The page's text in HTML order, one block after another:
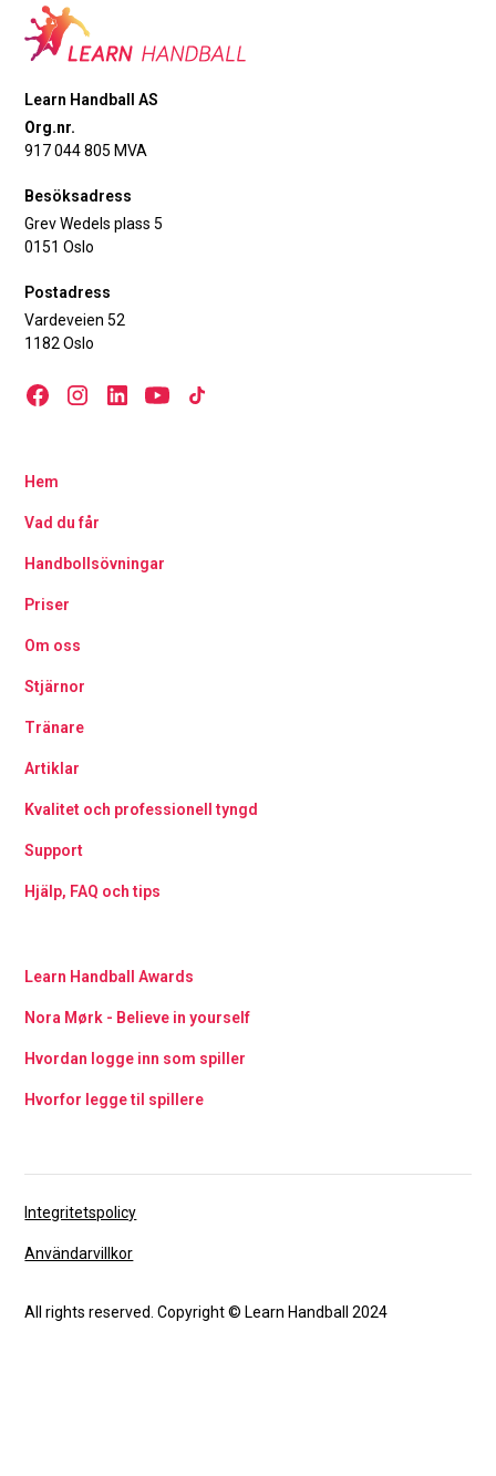
Learn Handball AS
Org.nr.
917 044 805 MVA
Besöksadress
Grev Wedels plass 5
0151 Oslo
Postadress
Vardeveien 52
1182 Oslo
Hem
Vad du får
Handbollsövningar
Priser
Om oss
Stjärnor
Tränare
Artiklar
Kvalitet och professionell tyngd
Support
Hjälp, FAQ och tips
Learn Handball Awards
Nora Mørk - Believe in yourself
Hvordan logge inn som spiller
Hvorfor legge til spillere
All rights reserved. Copyright © Learn Handball 2024
Integritetspolicy
Användarvillkor